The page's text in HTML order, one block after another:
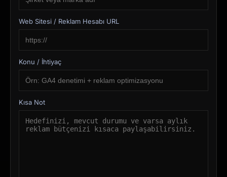
Web Sitesi / Reklam Hesabı URL
Konu / İhtiyaç
Kısa Not